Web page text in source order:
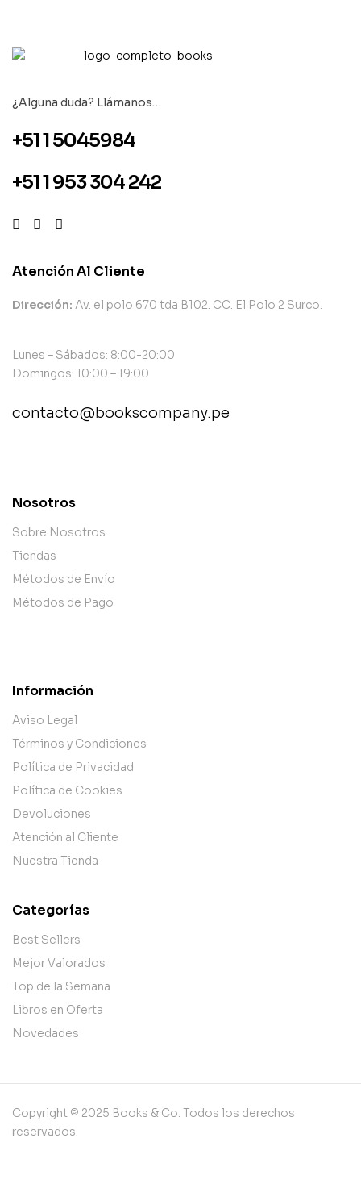
¿Alguna duda? Llámanos…
+51 1 5045984
+51 1 953 304 242
Atención Al Cliente
Dirección: Av. el polo 670 tda B102. CC. El Polo 2 Surco.
Lunes – Sábados: 8:00-20:00
Domingos: 10:00 – 19:00
contacto@bookscompany.pe
Nosotros
Sobre Nosotros
Tiendas
Métodos de Envío
Métodos de Pago
Información
Aviso Legal
Términos y Condiciones
Política de Privacidad
Política de Cookies
Devoluciones
Atención al Cliente
Nuestra Tienda
Categorías
Best Sellers
Mejor Valorados
Top de la Semana
Libros en Oferta
Novedades
Copyright © 2025 Books & Co. Todos los derechos
reservados.